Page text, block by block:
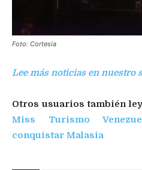
Foto: Cortesía
Lee más noticias en nuestro
Otros usuarios también
Miss Turismo
conquistar Malasia